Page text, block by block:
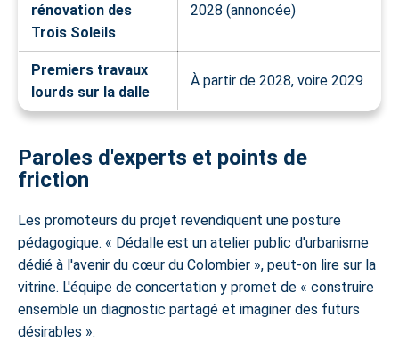
rénovation des
Trois Soleils
2028 (annoncée)
Premiers travaux
lourds sur la dalle
À partir de 2028, voire 2029
Paroles d'experts et points de
friction
Les promoteurs du projet revendiquent une posture
pédagogique.
Dédalle est un atelier public d'urbanisme
dédié à l'avenir du cœur du Colombier
, peut-on lire sur la
vitrine. L'équipe de concertation y promet de « construire
ensemble un diagnostic partagé et imaginer des futurs
désirables ».